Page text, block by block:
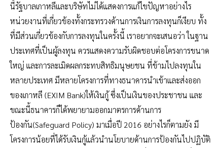
นี้รัฐบาลเกาหลีและบริษัทไม่ได้แสดงการแก้ไขปัญหาอย่างไร
หน่วยงานที่เกี่ยวข้องทั้งกระทรวงด้านการเงินการลงทุนก็เงียบ ทั้ง
ที่มีส่วนเกี่ยวข้องกับการลงทุนในครั้งนี้ เราอยากจะเสนอว่า ในฐาน
ประเทศที่เป็นผู้ลงทุน ควรแสดงความรับผิดชอบต่อโครงการขนาด
ใหญ่ และการละเมิดผลกระทบสิทธิมนุษยชน ที่ข้ามไปลงทุนใน
หลายประเทศ มีหลายโครงการที่ทางธนาคารนำเข้าและส่งออก
ของเกาหลี (EXIM Bank)ให้เงินกู้ ซึ่งเป็นเงินของประชาชน และ
ขณะนี้ธนาคารก็ได้พยายามออกมาตรการด้านการ
ป้องกัน(Safeguard Policy) มาเมื่อปี 2016 อย่างไรก็ตามยัง มี
โครงการน้อยที่ได้รับเงินกู้แล้วนำนโยบายด้านการป้องกันไปปฏิบัติ